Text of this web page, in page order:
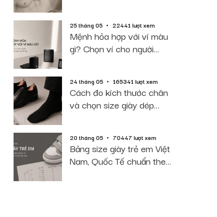
25 tháng 05 22441 lượt xem
Mệnh hỏa hợp với ví màu
gì? Chọn ví cho người
24 tháng 05 165341 lượt xem
Cách đo kích thước chân
và chọn size giày dép
20 tháng 05 70447 lượt xem
Bảng size giày trẻ em Việt
Nam, Quốc Tế chuẩn theo